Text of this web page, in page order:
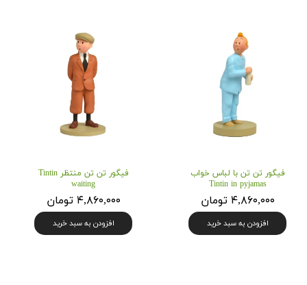
فیگور تن تن با لباس خواب
Tintin in pyjamas
۴,۸۶۰,۰۰۰ تومان
افزودن به سبد خرید
فیگور تن تن منتظر Tintin
waiting
۴,۸۶۰,۰۰۰ تومان
افزودن به سبد خرید